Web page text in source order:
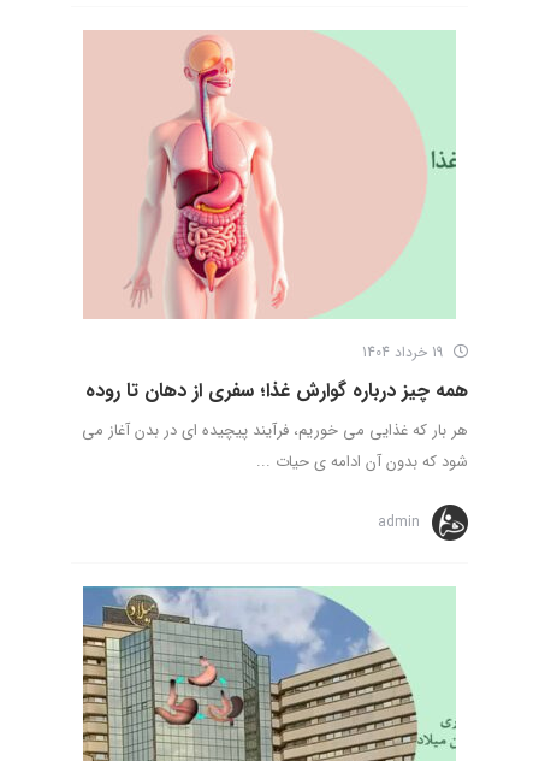
همه چیز درباره گوارش غذا؛ سفری از دهان تا روده
هر بار که غذایی می خوریم، فرآیند پیچیده ای در بدن آغاز می
شود که بدون آن ادامه ی حیات ...
admin